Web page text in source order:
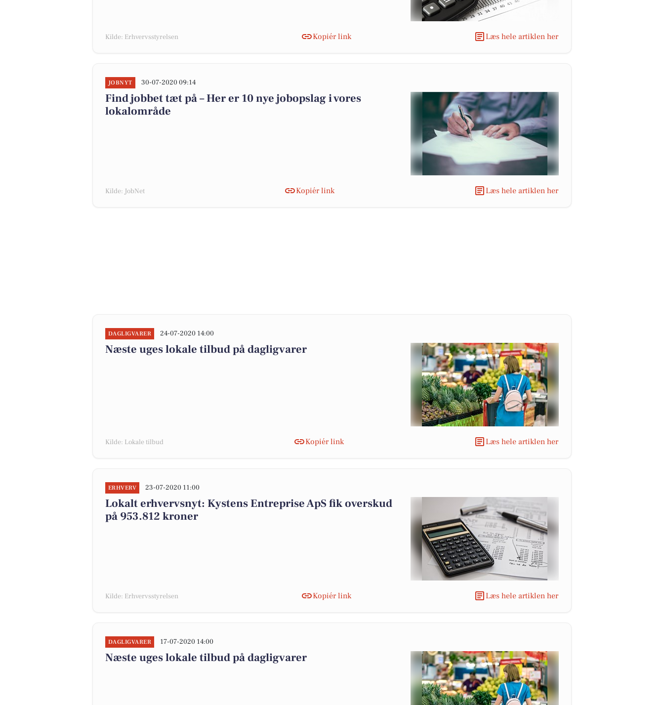
Kilde: Erhvervsstyrelsen Kopiér link Læs hele artiklen her
JOBNYT 30-07-2020 09:14
Find jobbet tæt på – Her er 10 nye jobopslag i vores
lokalområde
Kilde: JobNet Kopiér link Læs hele artiklen her
DAGLIGVARER 24-07-2020 14:00
Næste uges lokale tilbud på dagligvarer
Kilde: Lokale tilbud Kopiér link Læs hele artiklen her
ERHVERV 23-07-2020 11:00
Lokalt erhvervsnyt: Kystens Entreprise ApS fik overskud
på 953.812 kroner
Kilde: Erhvervsstyrelsen Kopiér link Læs hele artiklen her
DAGLIGVARER 17-07-2020 14:00
Næste uges lokale tilbud på dagligvarer